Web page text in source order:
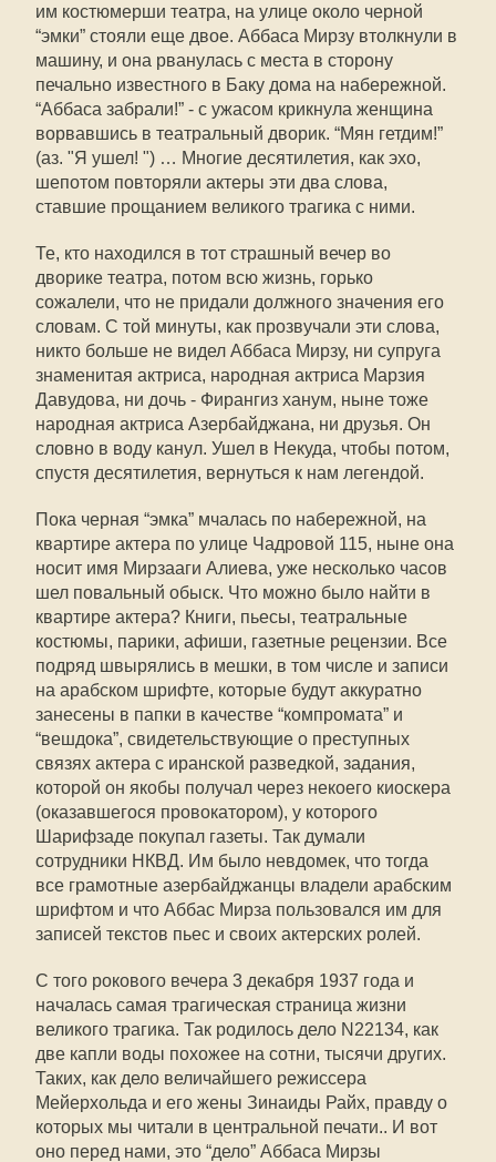
им костюмерши театра, на улице около черной
“эмки” стояли еще двое. Аббаса Мирзу втолкнули в
машину, и она рванулась с места в сторону
печально известного в Баку дома на набережной.
“Аббаса забрали!” - с ужасом крикнула женщина
ворвавшись в театральный дворик. “Мян гетдим!”
(аз. "Я ушел! ") … Многие десятилетия, как эхо,
шепотом повторяли актеры эти два слова,
ставшие прощанием великого трагика с ними.
Те, кто находился в тот страшный вечер во
дворике театра, потом всю жизнь, горько
сожалели, что не придали должного значения его
словам. С той минуты, как прозвучали эти слова,
никто больше не видел Аббаса Мирзу, ни супруга
знаменитая актриса, народная актриса Марзия
Давудова, ни дочь - Фирангиз ханум, ныне тоже
народная актриса Азербайджана, ни друзья. Он
словно в воду канул. Ушел в Некуда, чтобы потом,
спустя десятилетия, вернуться к нам легендой.
Пока черная “эмка” мчалась по набережной, на
квартире актера по улице Чадровой 115, ныне она
носит имя Мирзааги Алиева, уже несколько часов
шел повальный обыск. Что можно было найти в
квартире актера? Книги, пьесы, театральные
костюмы, парики, афиши, газетные рецензии. Все
подряд швырялись в мешки, в том числе и записи
на арабском шрифте, которые будут аккуратно
занесены в папки в качестве “компромата” и
“вешдока”, свидетельствующие о преступных
связях актера с иранской разведкой, задания,
которой он якобы получал через некоего киоскера
(оказавшегося провокатором), у которого
Шарифзаде покупал газеты. Так думали
сотрудники НКВД. Им было невдомек, что тогда
все грамотные азербайджанцы владели арабским
шрифтом и что Аббас Мирза пользовался им для
записей текстов пьес и своих актерских ролей.
С того рокового вечера 3 декабря 1937 года и
началась самая трагическая страница жизни
великого трагика. Так родилось дело N22134, как
две капли воды похожее на сотни, тысячи других.
Таких, как дело величайшего режиссера
Мейерхольда и его жены Зинаиды Райх, правду о
которых мы читали в центральной печати.. И вот
оно перед нами, это “дело” Аббаса Мирзы